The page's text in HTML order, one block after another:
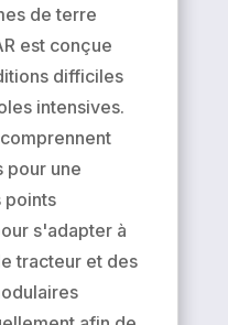
de terre
est conçue
difficiles
intensives.
pour une
points
s'adapter à
tracteur et des